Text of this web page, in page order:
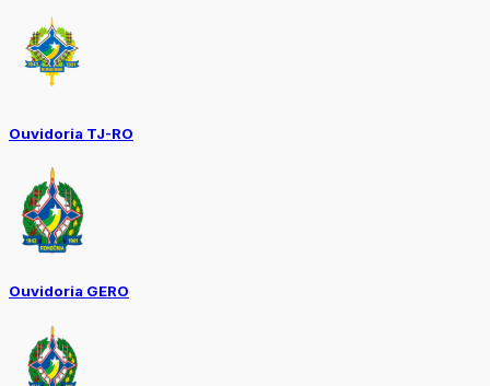
Ouvidoria TJ-RO
Ouvidoria GERO